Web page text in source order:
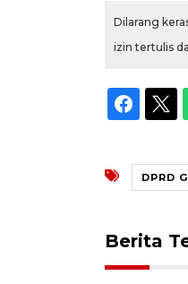
Dilarang
izin tertulis
DPRD
Berita